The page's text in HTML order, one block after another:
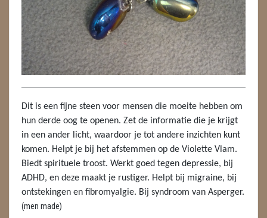
HANGERS
LUXE HANGERS
HARTEN
KAARSEN
LAMPEN
MASSAGE
METEORIETEN
READING EN PERSOONLIJK ADVIES
Dit is een fijne steen voor mensen die moeite hebben om
hun derde oog te openen. Zet de informatie die je krijgt
in een ander licht, waardoor je tot andere inzichten kunt
komen. Helpt je bij het afstemmen op de Violette Vlam.
Biedt spirituele troost. Werkt goed tegen depressie, bij
ADHD, en deze maakt je rustiger. Helpt bij migraine, bij
ontstekingen en fibromyalgie. Bij syndroom van Asperger.
(men made)